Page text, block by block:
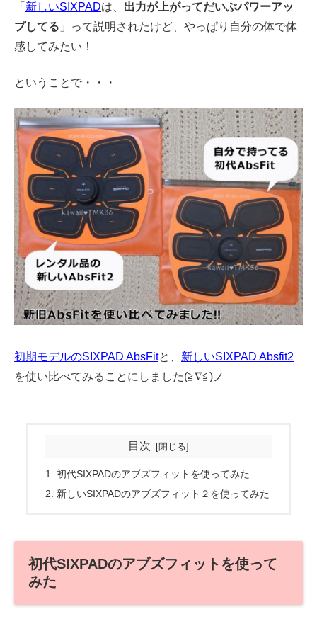
「 新しいSIXPADは、 出力が上がってだいぶパワーアッ
プしてる 」って説明されたけど、やっぱり自分の体で体
感してみたい！
ということで・・・
初期モデルのSIXPAD AbsFitと、 新しいSIXPAD Absfit2
を使い比べてみることにしました(≧∇≦)ノ
目次
初代SIXPADのアブズフィットを使ってみた
新しいSIXPADのアブズフィット２を使ってみた
初代SIXPADのアブズフィットを使って
みた